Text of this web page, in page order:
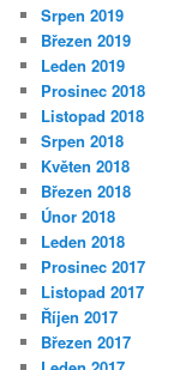
Srpen 2019
Březen 2019
Leden 2019
Prosinec 2018
Listopad 2018
Srpen 2018
Květen 2018
Březen 2018
Únor 2018
Leden 2018
Prosinec 2017
Listopad 2017
Říjen 2017
Březen 2017